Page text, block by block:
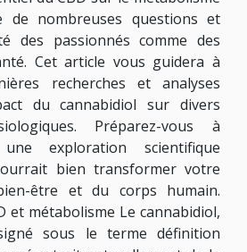
de nombreuses questions et
des passionnés comme des
Cet article vous guidera à
recherches et analyses
du cannabidiol sur divers
Préparez-vous à
exploration scientifique
bien transformer votre
être et du corps humain.
et métabolisme Le cannabidiol,
sous le terme définition